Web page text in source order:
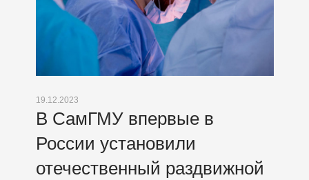
19.12.2023
В СамГМУ впервые в
России установили
отечественный раздвижной